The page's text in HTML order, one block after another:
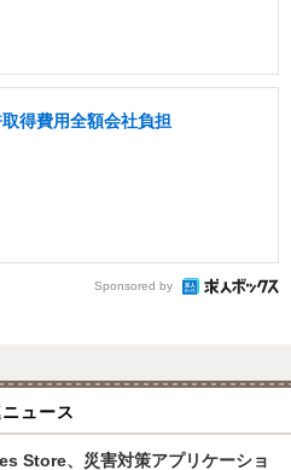
得費用全額会社負担
Sponsored by
ュース
Store、災害対策アプリケーショ